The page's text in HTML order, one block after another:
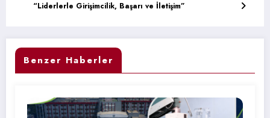
“Liderlerle Girişimcilik, Başarı ve İletişim”
Benzer Haberler